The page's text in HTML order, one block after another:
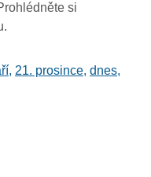
si
, 21. prosince, dnes,